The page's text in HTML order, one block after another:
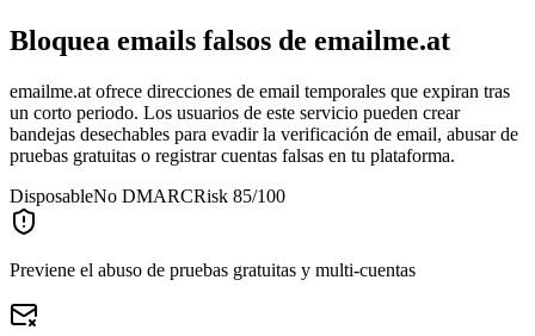
Bloquea emails falsos de emailme.at
emailme.at ofrece direcciones de email temporales que expiran tras
un corto periodo. Los usuarios de este servicio pueden crear
bandejas desechables para evadir la verificación de email, abusar de
pruebas gratuitas o registrar cuentas falsas en tu plataforma.
DisposableNo DMARCRisk 85/100
Previene el abuso de pruebas gratuitas y multi-cuentas